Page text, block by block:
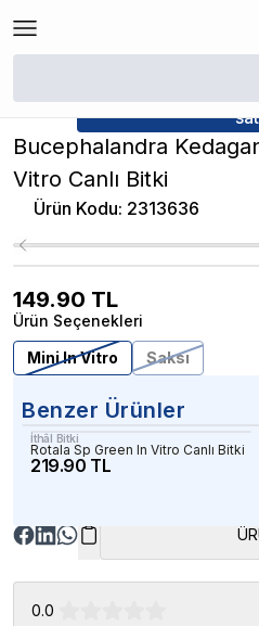
/ Bucephalandra
Bucephalandra
Vitro Canlı Bitki
Ürün Kodu: 2313636
149.90 TL
Ürün Seçenekleri
Mini In Vitro
Saksı
Benzer Ürünler
İthâl Bitki
Rotala Sp Green In Vitro Canlı Bitki
219.90 TL
0.0